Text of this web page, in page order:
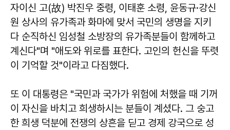
자이신 고(故) 박진우 중령, 이태훈 소령, 윤동규·강신
원 상사의 유가족과 화마에 맞서 국민의 생명을 지키
다 순직하신 임성철 소방장의 유가족분들이 함께하고
계신다"며 "애도와 위로를 표한다. 고인의 헌신을 뚜렷
이 기억할 것"이라고 다짐했다.
또 이 대통령은 "국민과 국가가 위험에 처했을 때 기꺼
이 자신을 바치고 희생하시는 분들이 계셨다. 그 숭고
한 희생 덕분에 전쟁의 상흔을 딛고 경제 강국으로 성